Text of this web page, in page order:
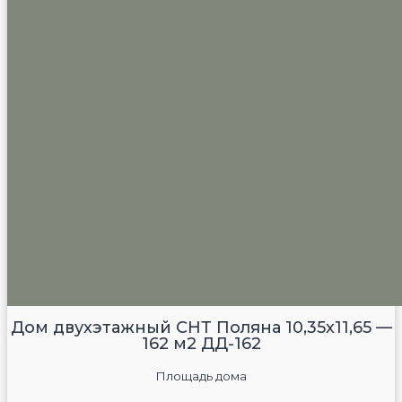
Дом двухэтажный СНТ Поляна 10,35х11,65 —
162 м2 ДД-162
Площадь дома